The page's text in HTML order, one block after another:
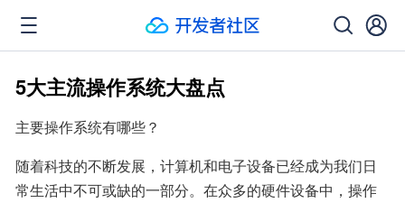
5大主流操作系统大盘点
主要操作系统有哪些？
随着科技的不断发展，计算机和电子设备已经成为我们日
常生活中不可或缺的一部分。在众多的硬件设备中，操作